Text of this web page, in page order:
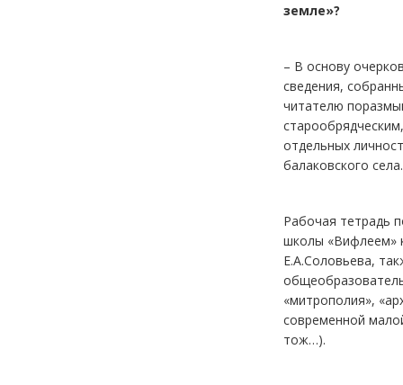
земле»?
– В основу
сведения,
читателю
отдельных
балаковского села.
Рабочая тетрадь
школы «Вифлеем»
Е.А.Соловьева,
«митрополия»,
современной
тож…).